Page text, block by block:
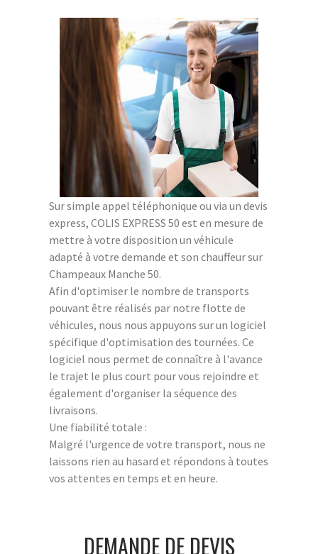
Sur simple appel téléphonique ou via un devis
express, COLIS EXPRESS 50 est en mesure de
mettre à votre disposition un véhicule
adapté à votre demande et son chauffeur sur
Champeaux Manche 50.
Afin d'optimiser le nombre de transports
pouvant être réalisés par notre flotte de
véhicules, nous nous appuyons sur un logiciel
spécifique d'optimisation des tournées. Ce
logiciel nous permet de connaître à l'avance
le trajet le plus court pour vous rejoindre et
également d'organiser la séquence des
livraisons.
Une fiabilité totale :
Malgré l'urgence de votre transport, nous ne
laissons rien au hasard et répondons à toutes
vos attentes en temps et en heure.
DEMANDE DE DEVIS